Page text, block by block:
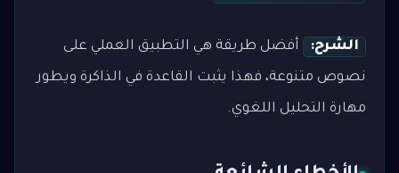
الشرح: أفضل طريقة هي التطبيق العملي على
نصوص متنوعة، فهذا يثبت القاعدة في الذاكرة ويطور
مهارة التحليل اللغوي.